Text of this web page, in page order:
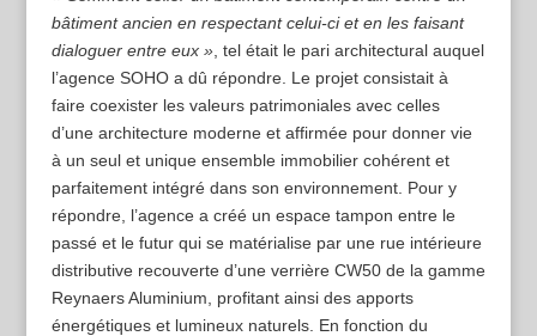
bâtiment ancien en respectant celui-ci et en les faisant
dialoguer entre eux », tel était le pari architectural auquel
l’agence SOHO a dû répondre. Le projet consistait à
faire coexister les valeurs patrimoniales avec celles
d’une architecture moderne et affirmée pour donner vie
à un seul et unique ensemble immobilier cohérent et
parfaitement intégré dans son environnement. Pour y
répondre, l’agence a créé un espace tampon entre le
passé et le futur qui se matérialise par une rue intérieure
distributive recouverte d’une verrière CW50 de la gamme
Reynaers Aluminium, profitant ainsi des apports
énergétiques et lumineux naturels. En fonction du